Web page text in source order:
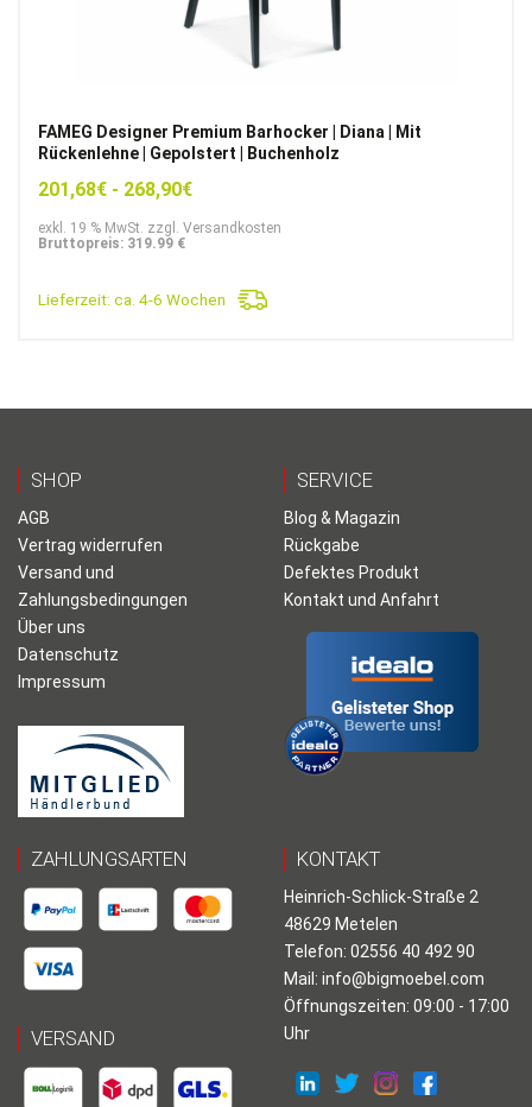
FAMEG Designer Premium Barhocker | Diana | Mit
Rückenlehne | Gepolstert | Buchenholz
201,68€ - 268,90€
exkl. 19 % MwSt. zzgl. Versandkosten
Bruttopreis: 319.99 €
Lieferzeit: ca. 4-6 Wochen
SHOP
AGB
Vertrag widerrufen
Versand und
Zahlungsbedingungen
Über uns
Datenschutz
Impressum
SERVICE
Blog & Magazin
Rückgabe
Defektes Produkt
Kontakt und Anfahrt
ZAHLUNGSARTEN
VERSAND
KONTAKT
Heinrich-Schlick-Straße 2
48629 Metelen
Telefon: 02556 40 492 90
Mail: info@bigmoebel.com
Öffnungszeiten: 09:00 - 17:00
Uhr